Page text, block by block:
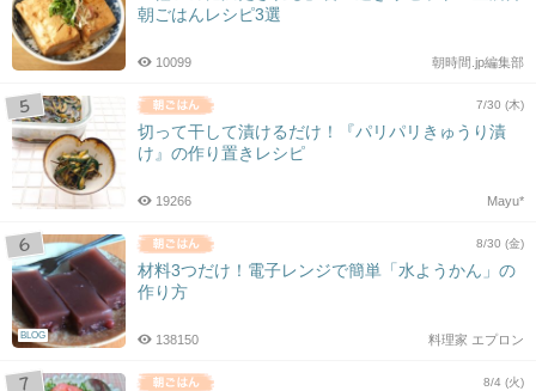
朝ごはんレシピ3選
朝時間.jp編集部
10099
7/30 (木)
切って干して漬けるだけ！『パリパリきゅうり漬
け』の作り置きレシピ
Mayu*
19266
BLOG
8/30 (金)
材料3つだけ！電子レンジで簡単「水ようかん」の
作り方
料理家 エプロン
138150
8/4 (火)